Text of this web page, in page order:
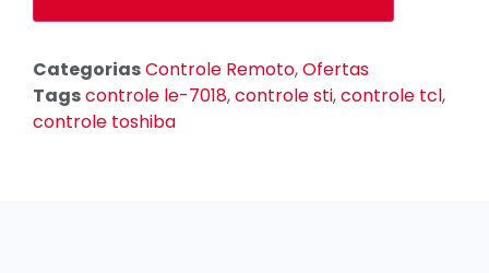
CategoriasControle Remoto,Ofertas
Tagscontrole le-7018,controle sti,controle tcl,
controle toshiba